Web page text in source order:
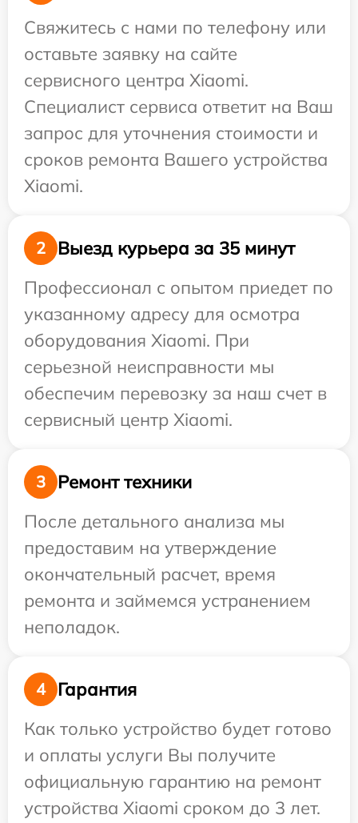
Свяжитесь с нами по телефону или
оставьте заявку на сайте
сервисного центра Xiaomi.
Специалист сервиса ответит на Ваш
запрос для уточнения стоимости и
сроков ремонта Вашего устройства
Xiaomi.
2
Выезд курьера за 35 минут
Профессионал с опытом приедет по
указанному адресу для осмотра
оборудования Xiaomi. При
серьезной неисправности мы
обеспечим перевозку за наш счет в
сервисный центр Xiaomi.
3
Ремонт техники
После детального анализа мы
предоставим на утверждение
окончательный расчет, время
ремонта и займемся устранением
неполадок.
4
Гарантия
Как только устройство будет готово
и оплаты услуги Вы получите
официальную гарантию на ремонт
устройства Xiaomi сроком до 3 лет.